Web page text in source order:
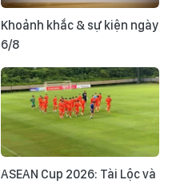
Khoảnh khắc & sự kiện ngày
6/8
ASEAN Cup 2026: Tài Lộc và